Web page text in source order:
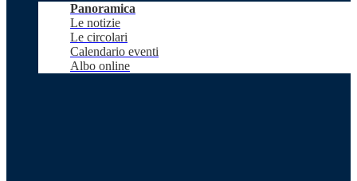
Panoramica
Le notizie
Le circolari
Calendario eventi
Albo online